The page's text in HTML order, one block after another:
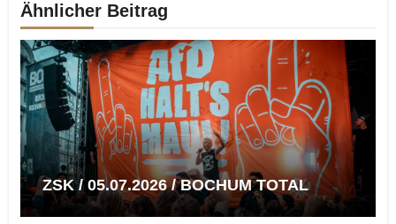
Ähnlicher Beitrag
ZSK / 05.07.2026 / BOCHUM TOTAL